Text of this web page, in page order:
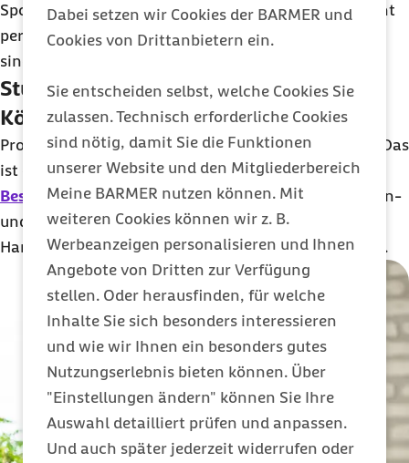
Dabei setzen wir Cookies der BARMER und
Cookies von Drittanbietern ein.
Sie entscheiden selbst, welche Cookies Sie
zulassen. Technisch erforderliche Cookies
sind nötig, damit Sie die Funktionen
unserer Website und den Mitgliederbereich
Meine BARMER nutzen können. Mit
weiteren Cookies können wir z. B.
Werbeanzeigen personalisieren und Ihnen
Angebote von Dritten zur Verfügung
stellen. Oder herausfinden, für welche
Inhalte Sie sich besonders interessieren
und wie wir Ihnen ein besonders gutes
Nutzungserlebnis bieten können. Über
"Einstellungen ändern" können Sie Ihre
Auswahl detailliert prüfen und anpassen.
Und auch später jederzeit widerrufen oder
Sport hat auch echte Schattenseiten. Zocken ist nicht
per se schädlich, aber die Belastungen von E-Sports
sind sehr spezifisch.
Stundenlang sitzen belastet deinen
Körper
Profis trainieren oft sechs bis zehn Stunden täglich. Das
ist eine ordentliche Hausnummer.Typische Gamer-
Beschwerdenbei mangelndem Ausgleich sind Rücken-
und Nackenschmerzen, Überlastungsreaktionen an
Handgelenken und Armen sowie Augenbeschwerden.